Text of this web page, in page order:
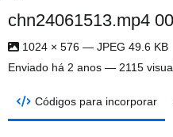
chn24061513.mp4
1024 × 576 — JPEG 49.6 KB
Enviado há 2 anos — 2115
Códigos para incorporar